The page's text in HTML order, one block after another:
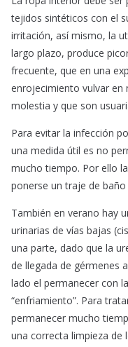
tejidos sintéticos con el
irritación, así mismo, la
largo plazo, produce
frecuente, que en una
enrojecimiento vulvar en
molestia y que son
Para evitar la infección
una medida útil es no
mucho tiempo. Por ello
ponerse un traje de
También en verano hay
urinarias de vías bajas
una parte, dado que la
de llegada de gérmenes
lado el permanecer con
“enfriamiento”. Para
permanecer mucho
una correcta limpieza de